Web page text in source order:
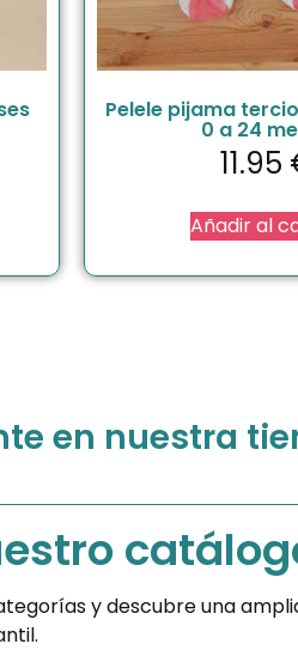
Pelele pijama
0 a 24
11.95
Añadir al
en nuestra
y descubre una